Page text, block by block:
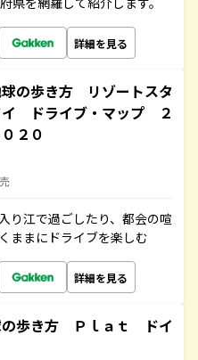
詳細を見る
の歩き方 リゾートスタ
ドライブ・マップ ２
２０
り江で過ごしたり、都会の喧
ままにドライブを楽しむ
詳細を見る
歩き方 Ｐｌａｔ ドイ